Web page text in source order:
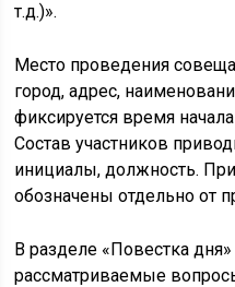
т.д.)».
Место проведения
город, адрес,
фиксируется время
Состав участников
инициалы, должность.
обозначены отдельно от
В разделе «Повестка
рассматриваемые